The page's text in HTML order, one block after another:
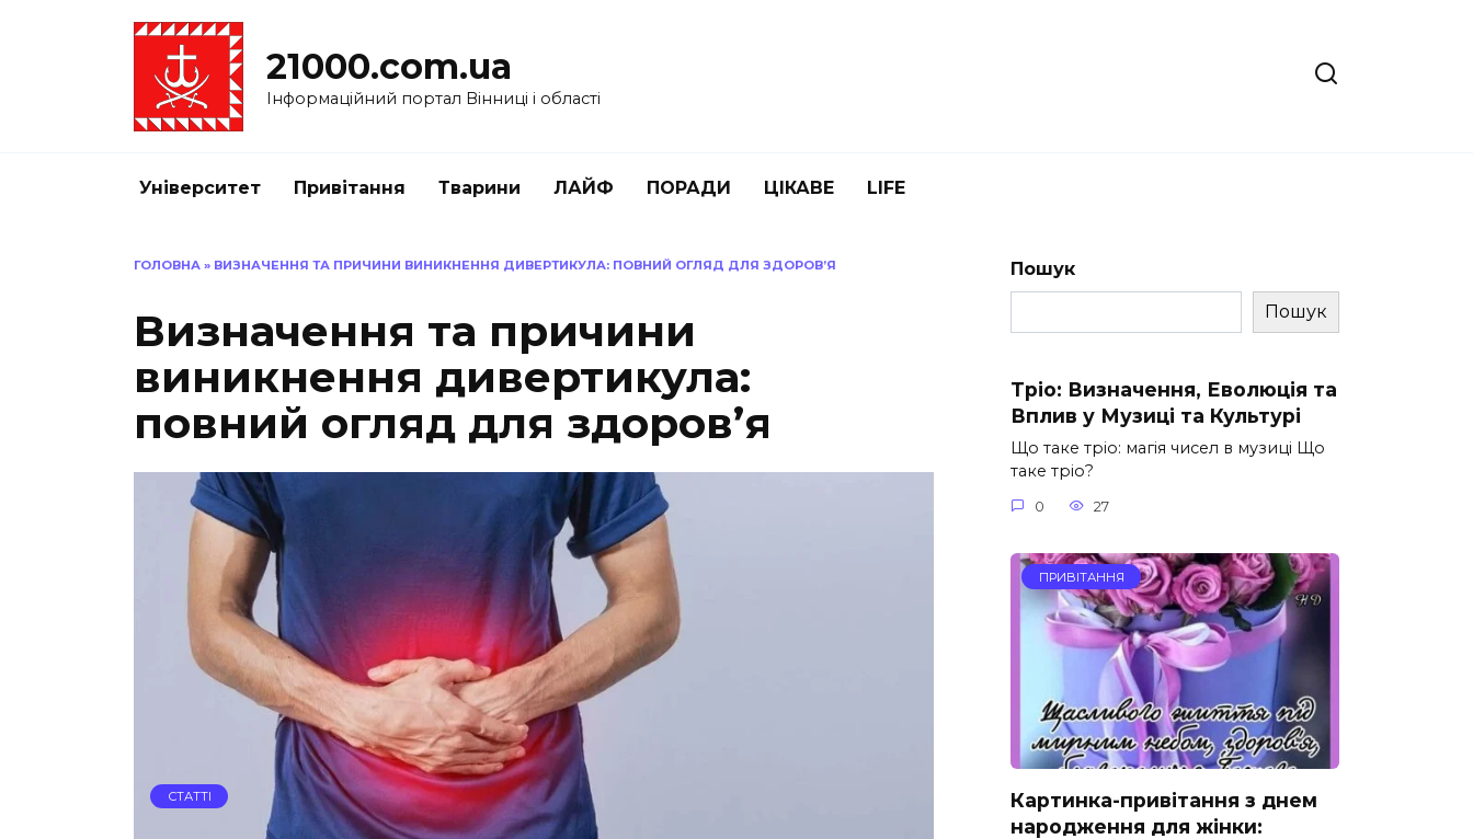
21000.com.ua
Інформаційний портал Вінниці і області
Університет Привітання Тварини ЛАЙФ ПОРАДИ ЦІКАВЕ LIFE
ГОЛОВНА » ВИЗНАЧЕННЯ ТА ПРИЧИНИ ВИНИКНЕННЯ ДИВЕРТИКУЛА: ПОВНИЙ ОГЛЯД ДЛЯ ЗДОРОВ’Я
Визначення та причини
виникнення дивертикула:
повний огляд для здоров’я
СТАТТІ
Пошук
Пошук
Тріо: Визначення, Еволюція та
Вплив у Музиці та Культурі
Що таке тріо: магія чисел в музиці Що
таке тріо?
0 27
ПРИВІТАННЯ
Картинка-привітання з днем
народження для жінки: